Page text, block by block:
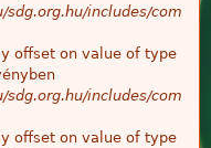
includes/com
offset on value of type
includes/com
offset on value of type